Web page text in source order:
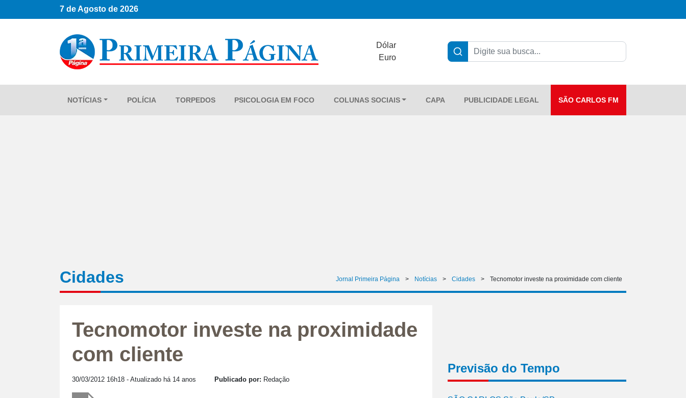
7 de Agosto de 2026
Dólar
Euro
NOTÍCIAS POLÍCIA TORPEDOS PSICOLOGIA EM FOCO COLUNAS SOCIAIS CAPA PUBLICIDADE LEGAL SÃO CARLOS FM
Cidades Jornal Primeira Página > Notícias > Cidades > Tecnomotor investe na proximidade com cliente
Tecnomotor investe na proximidade
com cliente
30/03/2012 16h18 - Atualizado há 14 anos Publicado por: Redação
Previsão do Tempo